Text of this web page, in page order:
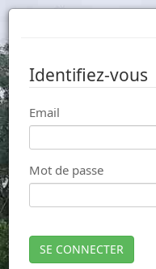
Identifiez-vous
Email
Mot de passe
SE CONNECTER